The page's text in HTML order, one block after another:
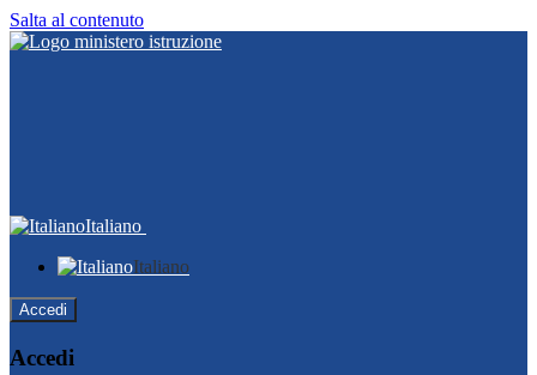
Salta al contenuto
Italiano
Italiano
Accedi
Accedi